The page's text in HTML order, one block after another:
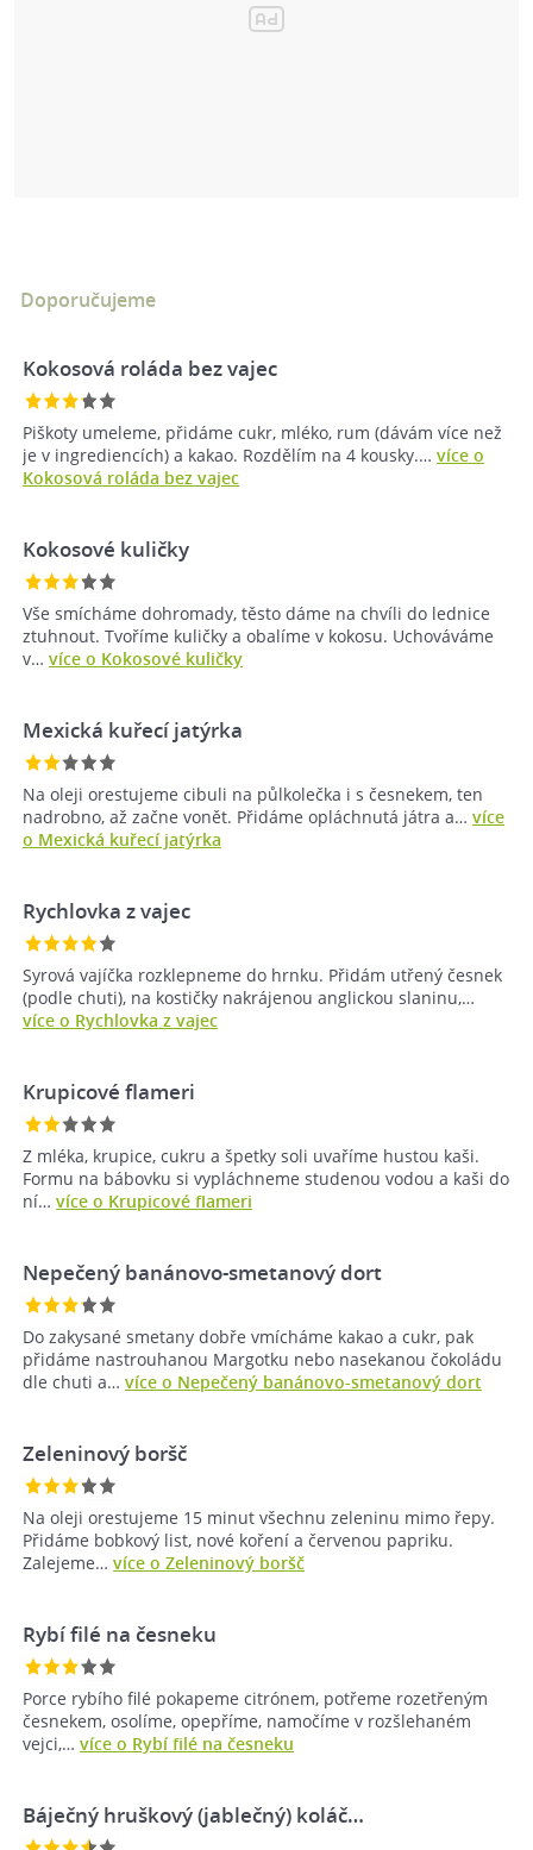
Doporučujeme
Kokosová roláda bez vajec
Piškoty umeleme, přidáme cukr, mléko, rum (dávám více než
je v ingrediencích) a kakao. Rozdělím na 4 kousky.… více o
Kokosová roláda bez vajec
Kokosové kuličky
Vše smícháme dohromady, těsto dáme na chvíli do lednice
ztuhnout. Tvoříme kuličky a obalíme v kokosu. Uchováváme
v… více o Kokosové kuličky
Mexická kuřecí jatýrka
Na oleji orestujeme cibuli na půlkolečka i s česnekem, ten
nadrobno, až začne vonět. Přidáme opláchnutá játra a… více
o Mexická kuřecí jatýrka
Rychlovka z vajec
Syrová vajíčka rozklepneme do hrnku. Přidám utřený česnek
(podle chuti), na kostičky nakrájenou anglickou slaninu,…
více o Rychlovka z vajec
Krupicové flameri
Z mléka, krupice, cukru a špetky soli uvaříme hustou kaši.
Formu na bábovku si vypláchneme studenou vodou a kaši do
ní… více o Krupicové flameri
Nepečený banánovo-smetanový dort
Do zakysané smetany dobře vmícháme kakao a cukr, pak
přidáme nastrouhanou Margotku nebo nasekanou čokoládu
dle chuti a… více o Nepečený banánovo-smetanový dort
Zeleninový boršč
Na oleji orestujeme 15 minut všechnu zeleninu mimo řepy.
Přidáme bobkový list, nové koření a červenou papriku.
Zalejeme… více o Zeleninový boršč
Rybí filé na česneku
Porce rybího filé pokapeme citrónem, potřeme rozetřeným
česnekem, osolíme, opepříme, namočíme v rozšlehaném
vejci,… více o Rybí filé na česneku
Báječný hruškový (jablečný) koláč…